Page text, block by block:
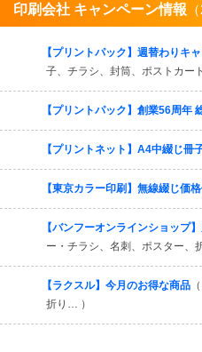
印刷会社 キャンペーン情報
【プリントパック】週替わりキ
子、チラシ、封筒、ポストカー
【プリントパック】創業56周年
【プリントネット】A4中綴じ冊
【東京カラー印刷】無線綴じ価
【バンフーオンラインショップ
ー・チラシ、名刺、ポスター、
【ラクスル】今月のお得な商品
折り… ）